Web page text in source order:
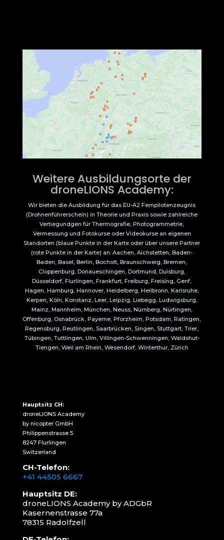
Weitere Ausbildungsorte der
droneLIONS Academy:
Wir bieten die Ausbildung für das EU-A2 Fernpilotenzeugnis
(Drohnenführerschein) in Theorie und Praxis sowie zahlreiche
Vertiegundgen für Thermografie, Photogrammetrie,
Vermessung und Fotokurse oder Videokurse an eigenen
Standorten (blaue Punkte in der Karte oder über unsere Partner
(rote Punkte in der Karte) an: Aachen, Aichstetten, Baden-
Baden, Basel, Berlin, Bocholt, Braunschweig, Bremen,
Cloppenburg, Donaueschingen, Dortmund, Duisburg,
Düsseldorf, Flurlingen, Frankfurt, Freiburg, Freising, Genf,
Hagen, Hamburg, Hannover, Heidelberg, Heilbronn, Karlsruhe,
Kerpen, Köln, Konstanz, Leer, Leipzig, Liebegg, Ludwigsburg,
Mainz, Mannheim, München, Neuss, Nürnberg, Nürtingen,
Offenburg, Osnabrück, Payerne, Pforzheim, Potsdam, Ratingen,
Regensburg, Reutlingen, Saarbrücken, Singen, Stuttgart, Trier,
Tübingen, Tuttlingen, Ulm, Villingen-Schwenningen, Waldshut-
Tiengen, Weil am Rhein, Wesendorf, Winterthur, Zürich
Hauptsitz CH:
droneLIONS Academy
by nicopter GmbH
Philippenstrasse 5
8247 Flurlingen
Switzerland
CH-Telefon:
+41 44505 6667
Hauptsitz DE:
droneLIONS Academy by ADGbR
Kasernenstrasse 77a
78315 Radolfzell